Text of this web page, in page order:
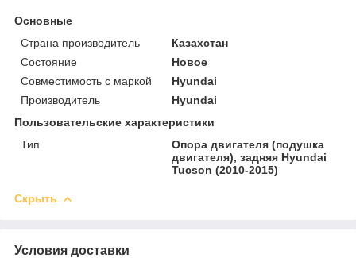
Основные
Страна производитель
Казахстан
Состояние
Новое
Совместимость с маркой
Hyundai
Производитель
Hyundai
Пользовательские характеристики
Тип
Опора двигателя (подушка
двигателя), задняя Hyundai
Tucson (2010-2015)
Скрыть
Условия доставки